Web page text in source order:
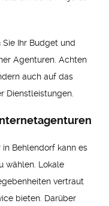
Ihr Budget und
Agenturen. Achten
auch auf das
Dienstleistungen.
Behlendorf kann es
wählen. Lokale
vertraut
bieten. Darüber